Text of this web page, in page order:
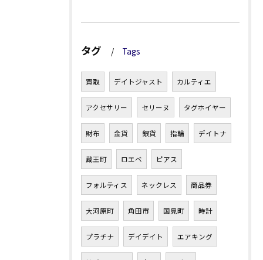
タグ Tags
買取 デイトジャスト カルティエ
アクセサリー セリーヌ タグホイヤー
財布 金貨 銀貨 指輪 デイトナ
蔵王町 ロエベ ピアス
フォルティス ネックレス 商品券
大河原町 角田市 国見町 時計
プラチナ デイデイト エアキング